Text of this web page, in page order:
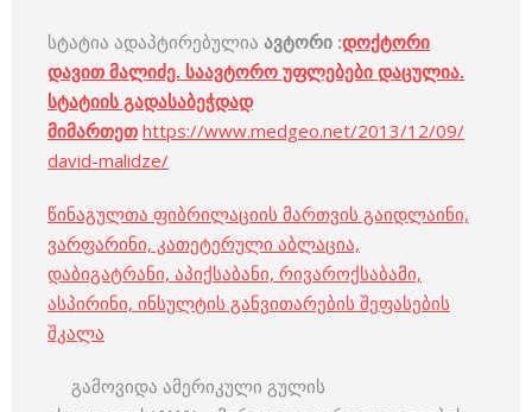
სტატია ადაპტირებულია ავტორი :დოქტორი
დავით მალიძე. საავტორო უფლებები დაცულია.
სტატიის გადასაბეჭდად
მიმართეთ https://www.medgeo.net/2013/12/09/
david-malidze/
წინაგულთა ფიბრილაციის მართვის გაიდლაინი,
ვარფარინი, კათეტერული აბლაცია,
დაბიგატრანი, აპიქსაბანი, რივაროქსაბამი,
ასპირინი, ინსულტის განვითარების შეფასების
შკალა
გამოვიდა ამერიკული გულის